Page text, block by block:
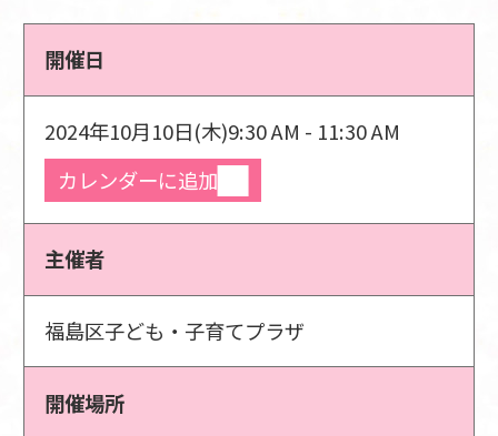
開催日
2024年10月10日(木)9:30 AM - 11:30 AM
カレンダーに追加
主催者
福島区子ども・子育てプラザ
開催場所